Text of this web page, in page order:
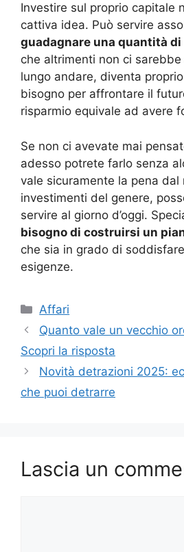
Investire sul proprio capitale
cattiva idea. Può servire
guadagnare una quantità
che altrimenti non ci
lungo andare, diventa
bisogno per affrontare il
risparmio equivale ad avere
Se non ci avevate mai
adesso potrete farlo senza
vale sicuramente la pena dal
investimenti del genere,
servire al giorno d’oggi.
bisogno di costruirsi un
che sia in grado di
esigenze.
Categorie
Affari
Quanto vale un vecchio
Scopri la risposta
Novità detrazioni 2025:
che puoi detrarre
Lascia un